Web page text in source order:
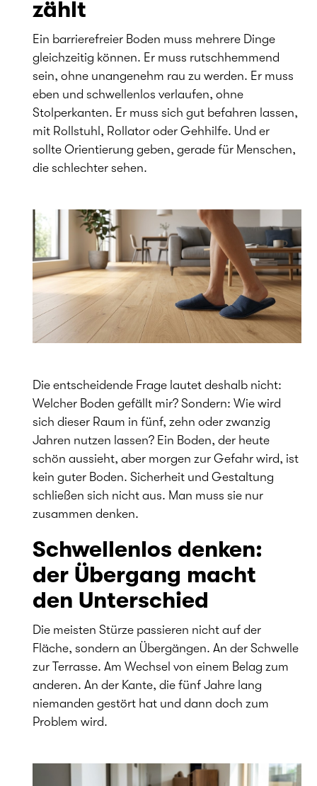
zählt
Ein barrierefreier Boden muss mehrere Dinge
gleichzeitig können. Er muss rutschhemmend
sein, ohne unangenehm rau zu werden. Er muss
eben und schwellenlos verlaufen, ohne
Stolperkanten. Er muss sich gut befahren lassen,
mit Rollstuhl, Rollator oder Gehhilfe. Und er
sollte Orientierung geben, gerade für Menschen,
die schlechter sehen.
Die entscheidende Frage lautet deshalb nicht:
Welcher Boden gefällt mir? Sondern: Wie wird
sich dieser Raum in fünf, zehn oder zwanzig
Jahren nutzen lassen? Ein Boden, der heute
schön aussieht, aber morgen zur Gefahr wird, ist
kein guter Boden. Sicherheit und Gestaltung
schließen sich nicht aus. Man muss sie nur
zusammen denken.
Schwellenlos denken:
der Übergang macht
den Unterschied
Die meisten Stürze passieren nicht auf der
Fläche, sondern an Übergängen. An der Schwelle
zur Terrasse. Am Wechsel von einem Belag zum
anderen. An der Kante, die fünf Jahre lang
niemanden gestört hat und dann doch zum
Problem wird.